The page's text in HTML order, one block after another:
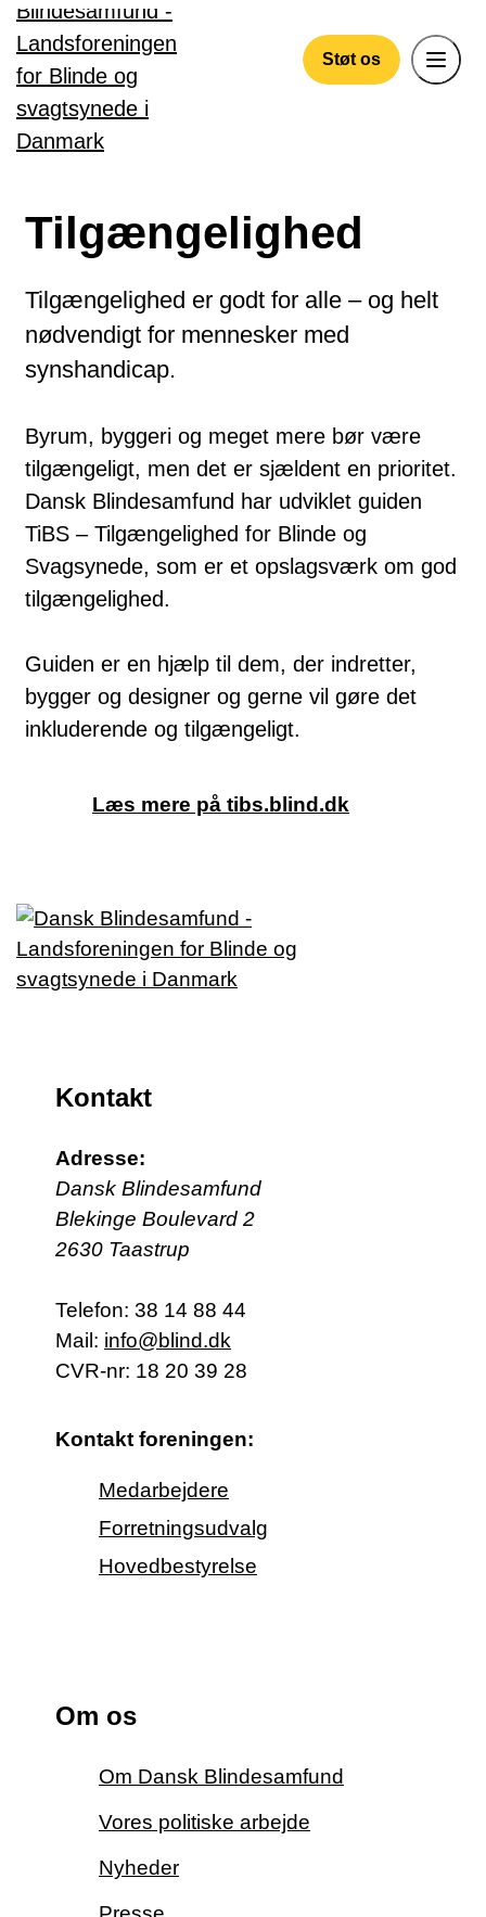
Gå til hovedindhold
Støt os
Tilgængelighed
Tilgængelighed er godt for alle – og helt
nødvendigt for mennesker med
synshandicap.
Byrum, byggeri og meget mere bør være
tilgængeligt, men det er sjældent en prioritet.
Dansk Blindesamfund har udviklet guiden
TiBS – Tilgængelighed for Blinde og
Svagsynede, som er et opslagsværk om god
tilgængelighed.
Guiden er en hjælp til dem, der indretter,
bygger og designer og gerne vil gøre det
inkluderende og tilgængeligt.
Læs mere på tibs.blind.dk
Kontakt
Adresse:
Dansk Blindesamfund
Blekinge Boulevard 2
2630 Taastrup
Telefon: 38 14 88 44
Mail: info@blind.dk
CVR-nr: 18 20 39 28
Kontakt foreningen:
Medarbejdere
Forretningsudvalg
Hovedbestyrelse
Om os
Om Dansk Blindesamfund
Vores politiske arbejde
Nyheder